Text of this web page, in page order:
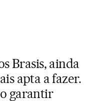
Brasis, ainda
apta a fazer.
garantir